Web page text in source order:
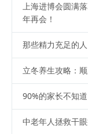
上海进博会圆满
年再会！
那些精力充足的
立冬养生攻略：
90%的家长不知
中老年人拯救干